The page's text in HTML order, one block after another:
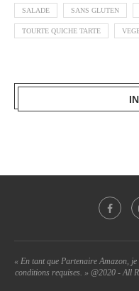
SALADE SANS GLUTEN
TOURTE QUICHE TARTE
« En tant que Partenaire Amazon,
conditions requises. » @2020 - All